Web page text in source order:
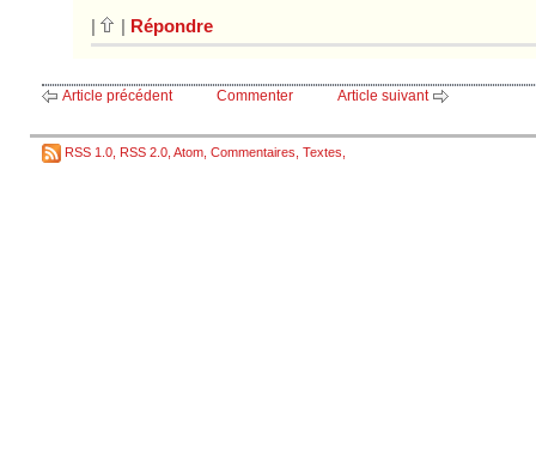
| | Répondre
Article précédent Commenter Article suivant
RSS 1.0 RSS 2.0 Atom Commentaires Textes